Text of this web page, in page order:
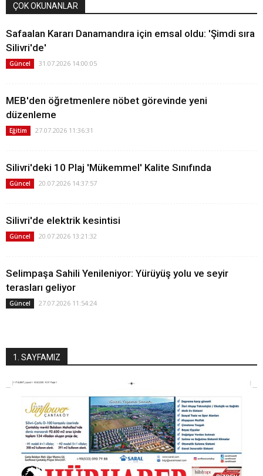
ÇOK OKUNANLAR
Safaalan Kararı Danamandıra için emsal oldu: 'Şimdi sıra
Silivri'de'
Güncel 31.07.2026 14:00:05
MEB'den öğretmenlere nöbet görevinde yeni
düzenleme
Eğitim 27.07.2026 11:36:31
Silivri'deki 10 Plaj 'Mükemmel' Kalite Sınıfında
Güncel 20.07.2026 14:37:57
Silivri'de elektrik kesintisi
Güncel 20.07.2026 13:21:32
Selimpaşa Sahili Yenileniyor: Yürüyüş yolu ve seyir
terasları geliyor
Güncel 27.07.2026 11:54:24
1. SAYFAMIZ